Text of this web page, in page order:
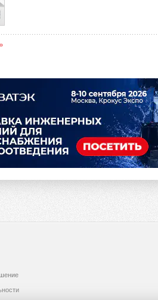
»